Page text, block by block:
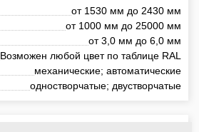
от 1530 мм до 2430 мм
от 1000 мм до 25000 мм
от 3,0 мм до 6,0 мм
Возможен любой цвет по таблице RAL
механические; автоматические
одностворчатые; двустворчатые